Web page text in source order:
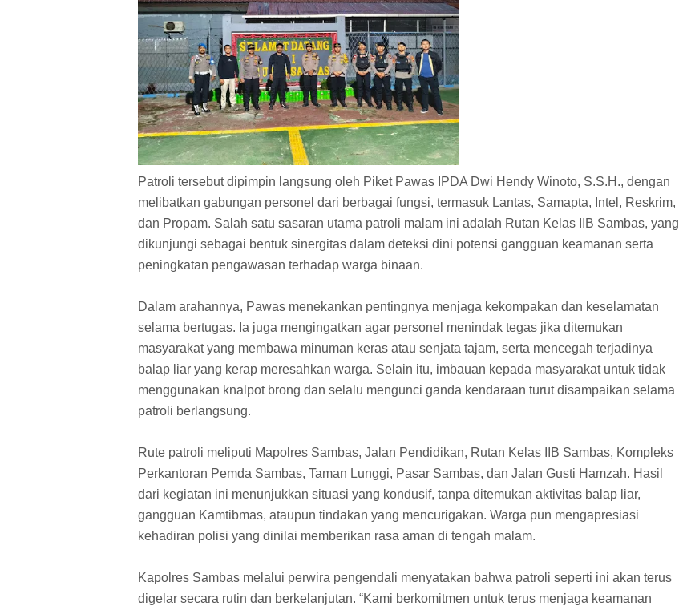
Patroli tersebut dipimpin langsung oleh Piket Pawas IPDA Dwi Hendy Winoto, S.S.H., dengan
melibatkan gabungan personel dari berbagai fungsi, termasuk Lantas, Samapta, Intel, Reskrim,
dan Propam. Salah satu sasaran utama patroli malam ini adalah Rutan Kelas IIB Sambas, yang
dikunjungi sebagai bentuk sinergitas dalam deteksi dini potensi gangguan keamanan serta
peningkatan pengawasan terhadap warga binaan.
Dalam arahannya, Pawas menekankan pentingnya menjaga kekompakan dan keselamatan
selama bertugas. Ia juga mengingatkan agar personel menindak tegas jika ditemukan
masyarakat yang membawa minuman keras atau senjata tajam, serta mencegah terjadinya
balap liar yang kerap meresahkan warga. Selain itu, imbauan kepada masyarakat untuk tidak
menggunakan knalpot brong dan selalu mengunci ganda kendaraan turut disampaikan selama
patroli berlangsung.
Rute patroli meliputi Mapolres Sambas, Jalan Pendidikan, Rutan Kelas IIB Sambas, Kompleks
Perkantoran Pemda Sambas, Taman Lunggi, Pasar Sambas, dan Jalan Gusti Hamzah. Hasil
dari kegiatan ini menunjukkan situasi yang kondusif, tanpa ditemukan aktivitas balap liar,
gangguan Kamtibmas, ataupun tindakan yang mencurigakan. Warga pun mengapresiasi
kehadiran polisi yang dinilai memberikan rasa aman di tengah malam.
Kapolres Sambas melalui perwira pengendali menyatakan bahwa patroli seperti ini akan terus
digelar secara rutin dan berkelanjutan. “Kami berkomitmen untuk terus menjaga keamanan